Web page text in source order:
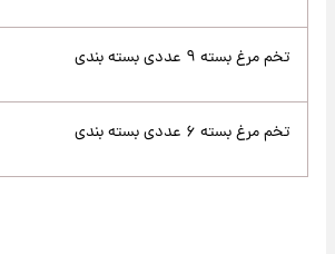
تخم مرغ بسته ۹ عددی بسته بندی
تخم مرغ بسته ۶ عددی بسته بندی